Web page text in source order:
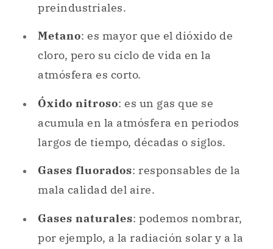
preindustriales.
Metano: es mayor que el dióxido de
cloro, pero su ciclo de vida en la
atmósfera es corto.
Óxido nitroso: es un gas que se
acumula en la atmósfera en periodos
largos de tiempo, décadas o siglos.
Gases fluorados: responsables de la
mala calidad del aire.
Gases naturales: podemos nombrar,
por ejemplo, a la radiación solar y a la